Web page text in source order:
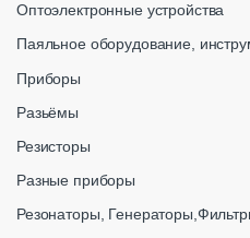
Оптоэлектронные устройства
Паяльное оборудование,
Приборы
Разьёмы
Резисторы
Разные приборы
Резонаторы,